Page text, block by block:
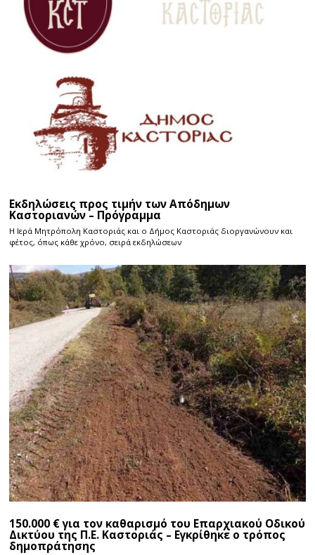
Εκδηλώσεις προς τιμήν των Απόδημων
Καστοριανών – Πρόγραμμα
Η Ιερά Μητρόπολη Καστοριάς και ο Δήμος Καστοριάς διοργανώνουν και
φέτος, όπως κάθε χρόνο, σειρά εκδηλώσεων
150.000 € για τον καθαρισμό του Επαρχιακού Οδικού
Δικτύου της Π.Ε. Καστοριάς – Εγκρίθηκε ο τρόπος
δημοπράτησης